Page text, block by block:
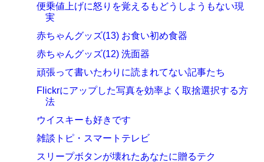
便乗値上げに怒りを覚えるもどうしようもない現
実
赤ちゃんグッズ(13) お食い初め食器
赤ちゃんグッズ(12) 洗面器
頑張って書いたわりに読まれてない記事たち
Flickrにアップした写真を効率よく取捨選択する方
法
ウイスキーも好きです
雑談トピ・スマートテレビ
スリープボタンが壊れたあなたに贈るテク